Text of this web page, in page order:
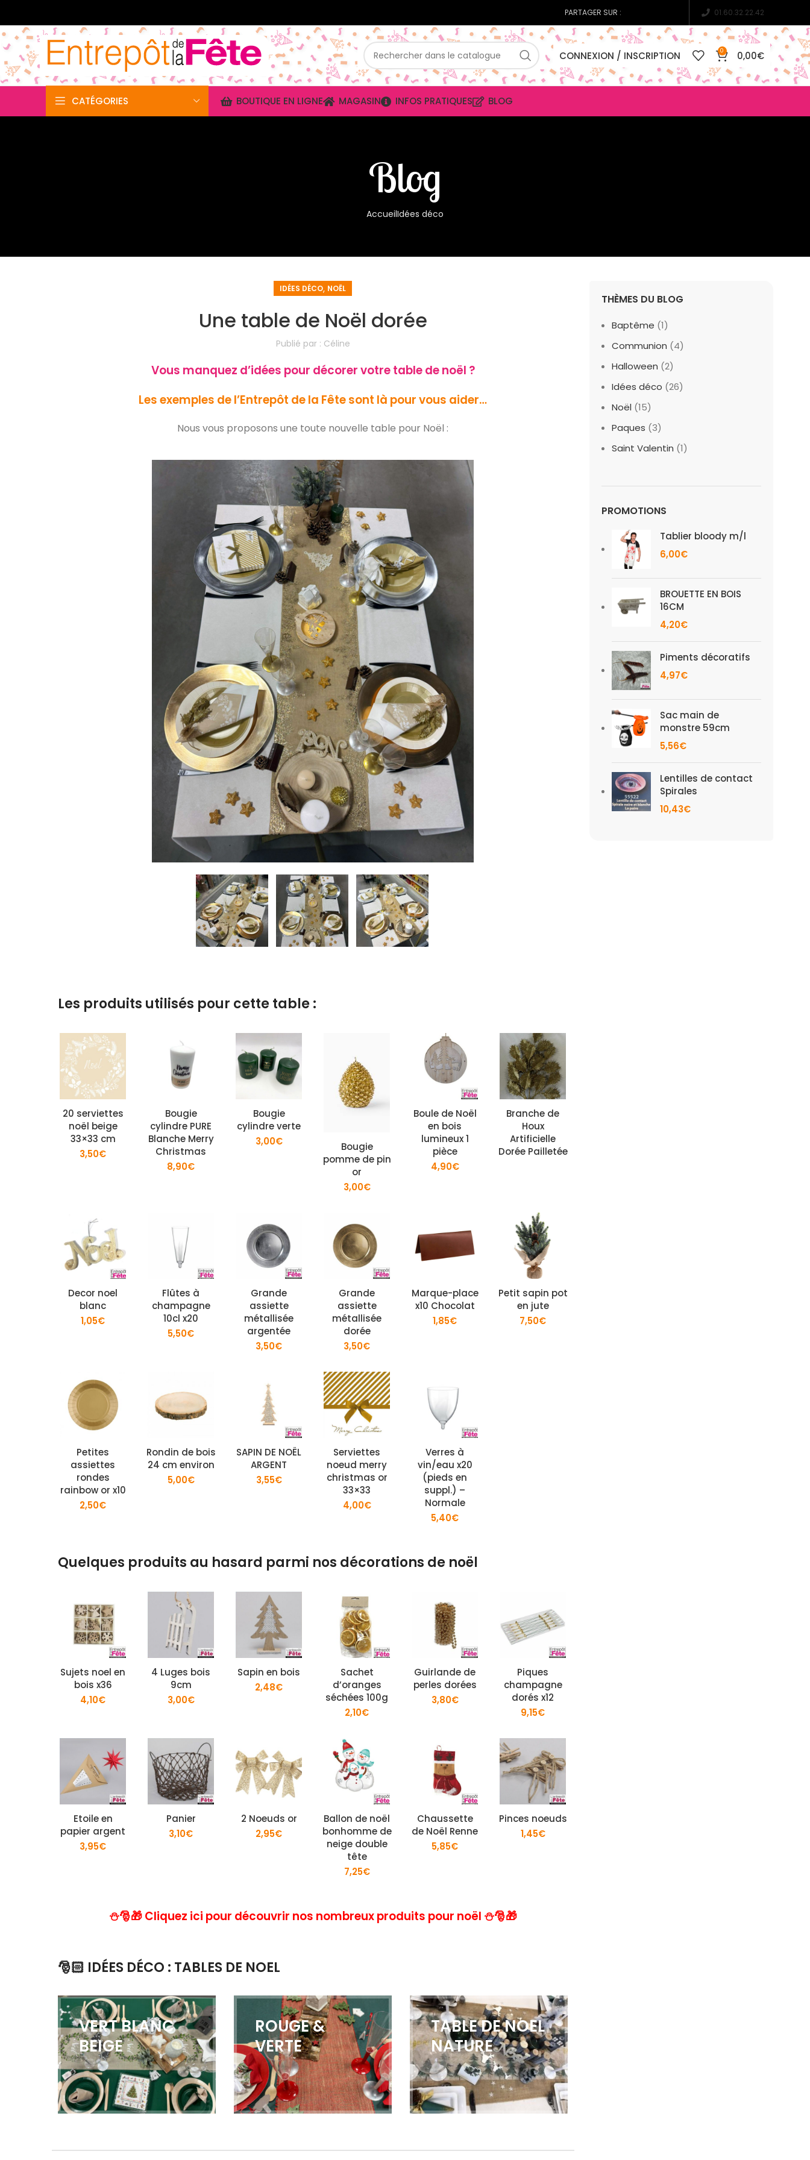
PARTAGER SUR : 01.60.32.22.42
CONNEXION / INSCRIPTION 0 0,00€
CATÉGORIES BOUTIQUE EN LIGNE MAGASIN INFOS PRATIQUES BLOG
Blog
AccueilIdées déco
IDÉES DÉCO, NOËL
Une table de Noël dorée
Publié par : Céline
Vous manquez d’idées pour décorer votre table de noël ?
Les exemples de l’Entrepôt de la Fête sont là pour vous aider…
Nous vous proposons une toute nouvelle table pour Noël :
Les produits utilisés pour cette table :
20 serviettes
noël beige
33×33 cm
3,50€
Bougie
cylindre PURE
Blanche Merry
Christmas
8,90€
Bougie
cylindre verte
3,00€
Bougie
pomme de pin
or
3,00€
Boule de Noël
en bois
lumineux 1
pièce
4,90€
Branche de
Houx
Artificielle
Dorée Pailletée
Decor noel
blanc
1,05€
Flûtes à
champagne
10cl x20
5,50€
Grande
assiette
métallisée
argentée
3,50€
Grande
assiette
métallisée
dorée
3,50€
Marque-place
x10 Chocolat
1,85€
Petit sapin pot
en jute
7,50€
Petites
assiettes
rondes
rainbow or x10
2,50€
Rondin de bois
24 cm environ
5,00€
SAPIN DE NOËL
ARGENT
3,55€
Serviettes
noeud merry
christmas or
33×33
4,00€
Verres à
vin/eau x20
(pieds en
suppl.) –
Normale
5,40€
Quelques produits au hasard parmi nos décorations de noël
Sujets noel en
bois x36
4,10€
4 Luges bois
9cm
3,00€
Sapin en bois
2,48€
Sachet
d’oranges
séchées 100g
2,10€
Guirlande de
perles dorées
3,80€
Piques
champagne
dorés x12
9,15€
Etoile en
papier argent
3,95€
Panier
3,10€
2 Noeuds or
2,95€
Ballon de noël
bonhomme de
neige double
tête
7,25€
Chaussette
de Noël Renne
5,85€
Pinces noeuds
1,45€
⛄🎅🎁Cliquez ici pour découvrir nos nombreux produits pour noël ⛄🎅🎁
🎅🏻 IDÉES DÉCO : TABLES DE NOEL
VERT BLANC
BEIGE
ROUGE &
VERTE
TABLE DE NOEL
NATURE
THÈMES DU BLOG
Baptême (1)
Communion (4)
Halloween (2)
Idées déco (26)
Noël (15)
Paques (3)
Saint Valentin (1)
PROMOTIONS
Tablier bloody m/l
6,00€
BROUETTE EN BOIS
16CM
4,20€
Piments décoratifs
4,97€
Sac main de
monstre 59cm
5,56€
Lentilles de contact
Spirales
10,43€